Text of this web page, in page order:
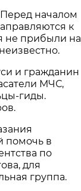
Перед началом
к
не прибыли на
и гражданин
МЧС,
гиды.
помочь в
по
для
группа.